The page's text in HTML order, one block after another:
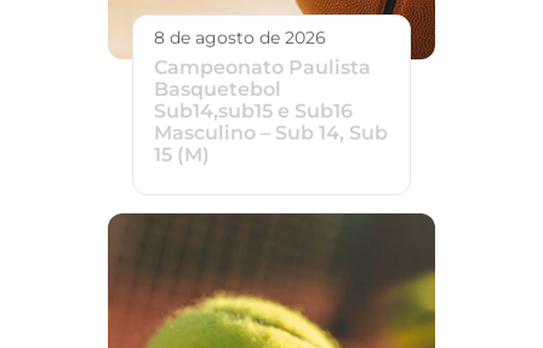
8 de agosto de 2026
Campeonato Paulista
Basquetebol
Sub14,sub15 e Sub16
Masculino – Sub 14, Sub
15 (M)